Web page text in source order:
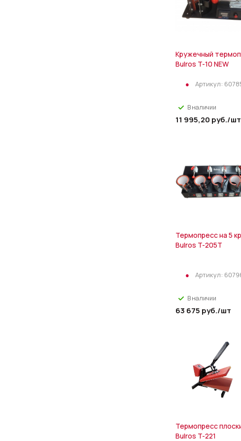
Кружечный
Bulros T-10 NEW
Артикул:
В наличии
11 995,20 руб./шт
Термопресс на 5
Bulros T-205T
Артикул:
В наличии
63 675 руб./шт
Термопресс
Bulros T-221